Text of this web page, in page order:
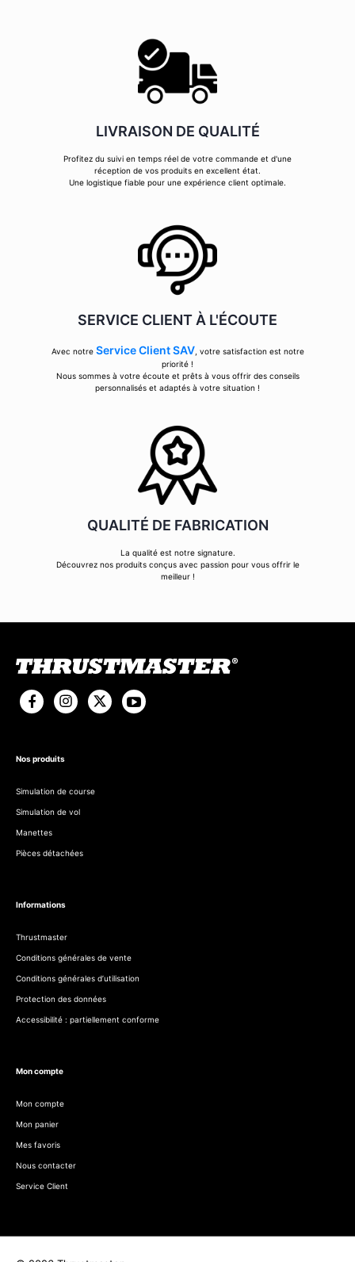
LIVRAISON DE QUALITÉ
Profitez du suivi en temps réel de votre commande et d'une
réception de vos produits en excellent état.
Une logistique fiable pour une expérience client optimale.
SERVICE CLIENT À L'ÉCOUTE
Avec notre Service Client SAV, votre satisfaction est notre
priorité !
Nous sommes à votre écoute et prêts à vous offrir des conseils
personnalisés et adaptés à votre situation !
QUALITÉ DE FABRICATION
La qualité est notre signature.
Découvrez nos produits conçus avec passion pour vous offrir le
meilleur !
Nos produits
Simulation de course
Simulation de vol
Manettes
Pièces détachées
Informations
Thrustmaster
Conditions générales de vente
Conditions générales d’utilisation
Protection des données
Accessibilité : partiellement conforme
Mon compte
Mon compte
Mon panier
Mes favoris
Nous contacter
Service Client